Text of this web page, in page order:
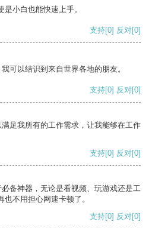
小白也能快速上手。
支持[0] 反对[0]
可以结识到来自世界各地的朋友。
支持[0] 反对[0]
足我所有的工作需求，让我能够在工作
支持[0] 反对[0]
备神器，无论是看视频、玩游戏还是工
不用担心网速卡顿了。
支持[0] 反对[0]